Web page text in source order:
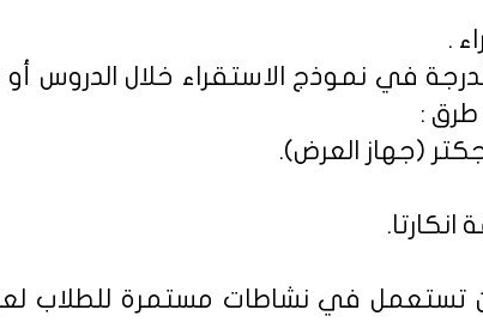
.
في نموذج الاستقراء خلال الدروس
طرق :
أن تستعمل في نشاطات مستمرة للطلاب